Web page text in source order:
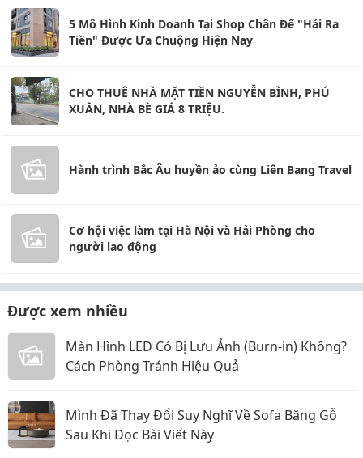
5 Mô Hình Kinh Doanh Tại Shop Chân Đế "Hái Ra
Tiền" Được Ưa Chuộng Hiện Nay
CHO THUÊ NHÀ MẶT TIỀN NGUYỄN BÌNH, PHÚ
XUÂN, NHÀ BÈ GIÁ 8 TRIỆU.
Hành trình Bắc Âu huyền ảo cùng Liên Bang Travel
Cơ hội việc làm tại Hà Nội và Hải Phòng cho
người lao động
Được xem nhiều
Màn Hình LED Có Bị Lưu Ảnh (Burn-in) Không?
Cách Phòng Tránh Hiệu Quả
Mình Đã Thay Đổi Suy Nghĩ Về Sofa Băng Gỗ
Sau Khi Đọc Bài Viết Này